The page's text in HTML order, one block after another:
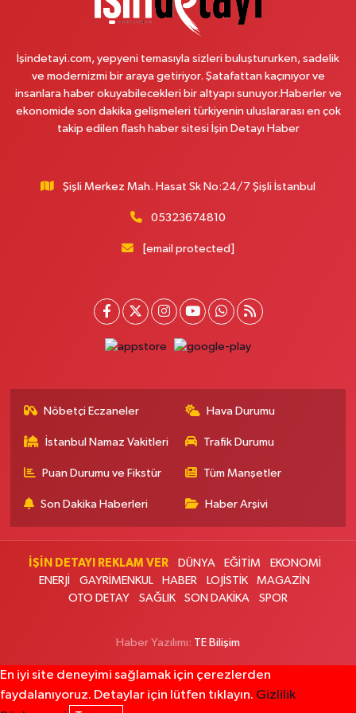
Sezgin Eczanesi
Sümer Mahallesi Prof. Turan Güneş Caddesi 57 AA
0 (506) 740 60 23 Yol Tarifi Al
Meydan Eczanesi
Arnavutköy Merkez Mahallesi Nenehatun Caddesi 8A 15 TEMMUZ
MEYDANI (ESKİ TOP SAHASI ve ESKİ BELEDİYE BİNASI karşısı) - SEVGİ TIP
Yüzyıl Mahallesi Barbaros Caddesi 105 IŞIK TIP MERKEZİ VE İSTANBUL
Özkan Eczanesi
Nispetiye Mahallesi Hakkı Şehit Han Sokak 7 B Trio Kuaför'ün karşısı.
0 (212) 281 95 56 Yol Tarifi Al
Ülker Eczanesi
Mevlana Mahallesi Hürriyet Caddesi 10B Innovia 1. Etap Yolu Üzeri
Lotuslar Binası
Çemberlitaş Eczanesi
Naciye Eczanesi
Yol Tarifi Al
Tozkoparan Eczanesi
Mehmet Nesih Özmen Mahallesi Zeki Sokak No:28 A MEVLANA FIRININ
İşindetayi.com, yepyeni temasıyla sizleri buluştururken, sadelik
ve modernizmi bir araya getiriyor. Şatafattan kaçınıyor ve
insanlara haber okuyabilecekleri bir altyapı sunuyor.Haberler ve
ekonomide son dakika gelişmeleri türkiyenin uluslararası en çok
takip edilen flash haber sitesi İşin Detayı Haber
Şişli Merkez Mah. Hasat Sk No:24/7 Şişli İstanbul
05323674810
[email protected]
Nöbetçi Eczaneler Hava Durumu
İstanbul Namaz Vakitleri Trafik Durumu
Puan Durumu ve Fikstür Tüm Manşetler
Son Dakika Haberleri Haber Arşivi
İŞİN DETAYI REKLAM VER DÜNYA EĞİTİM
EKONOMİ
ENERJİ
GAYRİMENKUL HABER LOJİSTİK
MAGAZİN
OTO DETAY
SAĞLIK SON DAKİKA SPOR
Haber Yazılımı: TE Bilişim
En iyi site deneyimi sağlamak için çerezlerden
faydalanıyoruz. Detaylar için lütfen tıklayın. Gizlilik